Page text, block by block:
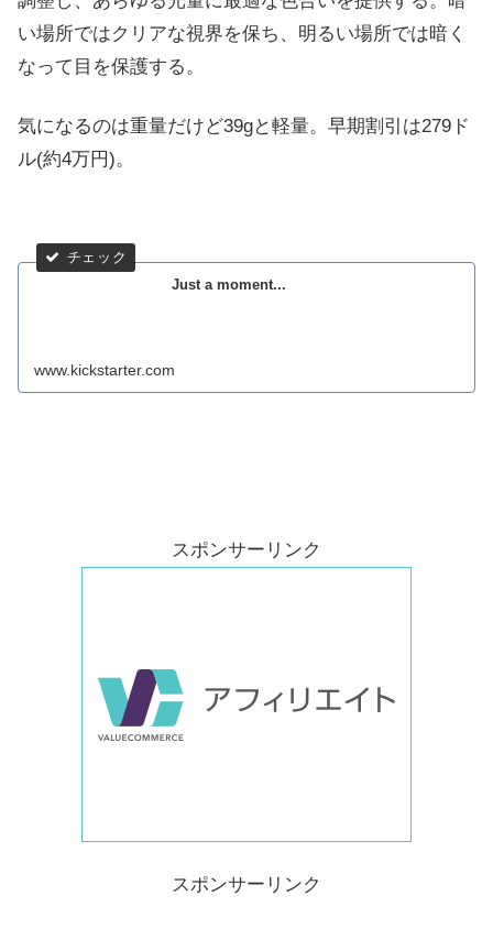
い場所ではクリアな視界を保ち、明るい場所では暗く
なって目を保護する。
気になるのは重量だけど39gと軽量。早期割引は279ド
ル(約4万円)。
Just a moment...
www.kickstarter.com
スポンサーリンク
スポンサーリンク